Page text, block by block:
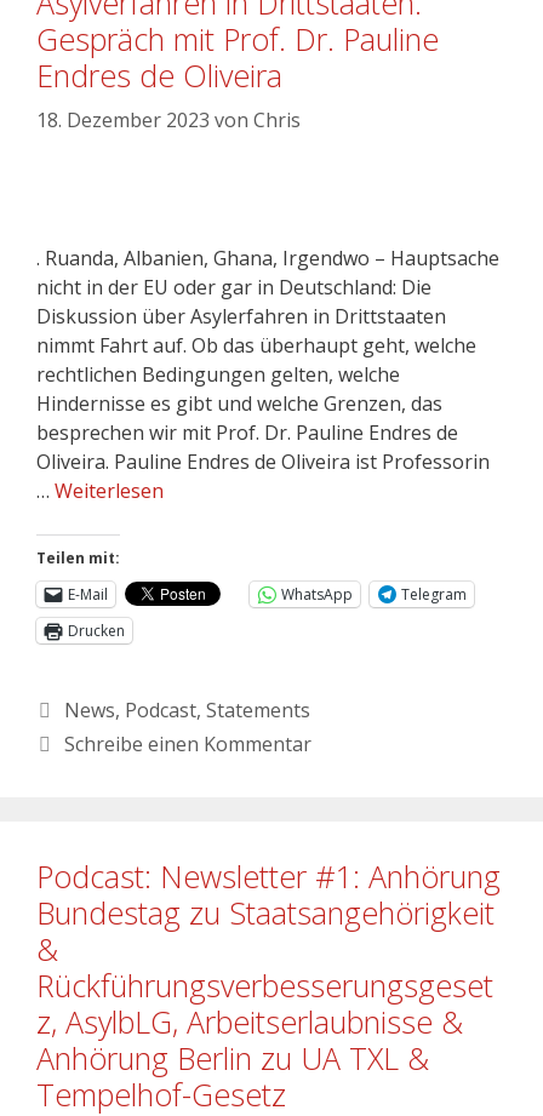
Gespräch mit Prof. Dr. Pauline
Endres de Oliveira
18. Dezember 2023 von Chris
. Ruanda, Albanien, Ghana, Irgendwo – Hauptsache
nicht in der EU oder gar in Deutschland: Die
Diskussion über Asylerfahren in Drittstaaten
nimmt Fahrt auf. Ob das überhaupt geht, welche
rechtlichen Bedingungen gelten, welche
Hindernisse es gibt und welche Grenzen, das
besprechen wir mit Prof. Dr. Pauline Endres de
Oliveira. Pauline Endres de Oliveira ist Professorin
… Weiterlesen
Teilen mit:
E-Mail
WhatsApp
Telegram
Drucken
News, Podcast, Statements
Schreibe einen Kommentar
Podcast: Newsletter #1: Anhörung
Bundestag zu Staatsangehörigkeit
&
Rückführungsverbesserungsgeset
z, AsylbLG, Arbeitserlaubnisse &
Anhörung Berlin zu UA TXL &
Tempelhof-Gesetz